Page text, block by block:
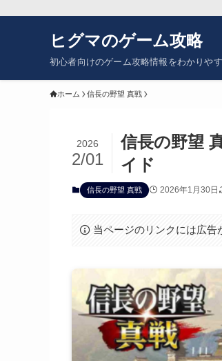
ヒグマのゲーム攻略
初心者向けのゲーム攻略情報をわかりや
ホーム 信長の野望 真戦
信長の野望
イド
2026
2/01
信長の野望 真戦 2026年1月30日
当ページのリンクには広告